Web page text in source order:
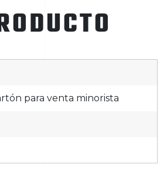
para venta minorista